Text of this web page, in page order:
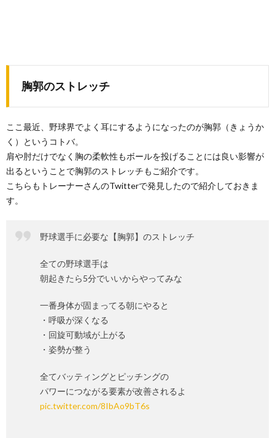
胸郭のストレッチ
ここ最近、野球界でよく耳にするようになったのが胸郭（きょうか
く）というコトバ。
肩や肘だけでなく胸の柔軟性もボールを投げることには良い影響が
出るということで胸郭のストレッチもご紹介です。
こちらもトレーナーさんのTwitterで発見したので紹介しておきま
す。
野球選手に必要な【胸郭】のストレッチ
全ての野球選手は
朝起きたら5分でいいからやってみな
一番身体が固まってる朝にやると
・呼吸が深くなる
・回旋可動域が上がる
・姿勢が整う
全てバッティングとピッチングの
パワーにつながる要素が改善されるよ
pic.twitter.com/8IbAo9bT6s